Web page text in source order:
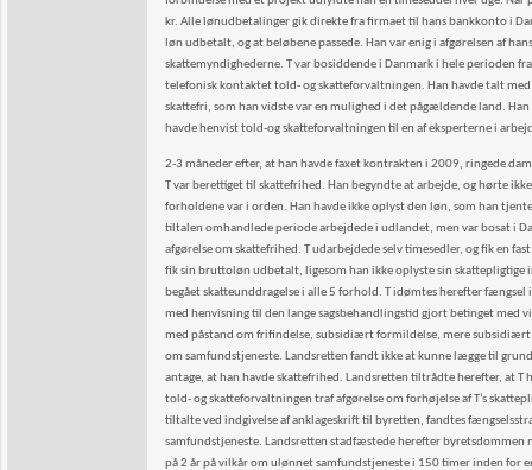
kr. Alle lønudbetalinger gik direkte fra firmaet til hans bankkonto i
løn udbetalt, og at beløbene passede. Han var enig i afgørelsen af
skattemyndighederne. T var bosiddende i Danmark i hele perioden
telefonisk kontaktet told- og skatteforvaltningen. Han havde talt
skattefri, som han vidste var en mulighed i det pågældende land.
havde henvist told-og skatteforvaltningen til en af eksperterne i
2-3 måneder efter, at han havde faxet kontrakten i 2009, ringede
T var berettiget til skattefrihed. Han begyndte at arbejde, og hørte
forholdene var i orden. Han havde ikke oplyst den løn, som han
tiltalen omhandlede periode arbejdede i udlandet, men var bosat i
afgørelse om skattefrihed. T udarbejdede selv timesedler, og fik en
fik sin bruttoløn udbetalt, ligesom han ikke oplyste sin
begået skatteunddragelse i alle 5 forhold. T idømtes herefter
med henvisning til den lange sagsbehandlingstid gjort betinget med
med påstand om frifindelse, subsidiært formildelse, mere subsidiært
om samfundstjeneste. Landsretten fandt ikke at kunne lægge til
antage, at han havde skattefrihed. Landsretten tiltrådte herefter, at
told- og skatteforvaltningen traf afgørelse om forhøjelse af T’s
tiltalte ved indgivelse af anklageskrift til byretten, fandtes
samfundstjeneste. Landsretten stadfæstede herefter
på 2 år på vilkår om ulønnet samfundstjeneste i 150 timer inden for